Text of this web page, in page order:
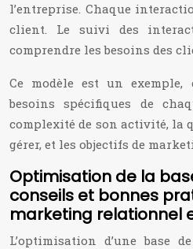
l’entreprise. Chaque
client. Le suivi des
comprendre les besoins des
Ce modèle est un
besoins spécifiques de
complexité de son activité, la
gérer, et les objectifs de
Optimisation de la
conseils et bonnes
marketing relationnel
L’optimisation d’une base